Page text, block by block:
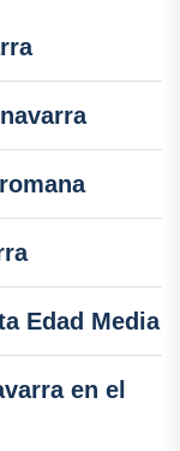
Edad Media
en el